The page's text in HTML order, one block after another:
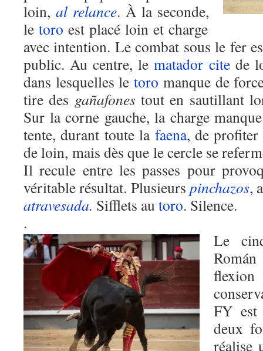
loin, al relance. À la seconde,
le toro est placé loin et charge
avec intention. Le combat sous le fer
public. Au centre, lematador citede
dans lesquelles letoro manque de
tire des gañafonestout en sautillant
Sur la corne gauche, la charge
tente, durant toute la faena, de
de loin, mais dès que le cercle se
Il recule entre les passes pour
véritable résultat. Plusieurs pinchazos,
atravesada. Sifflets au toro. Silence.
.
Le
FY
deux